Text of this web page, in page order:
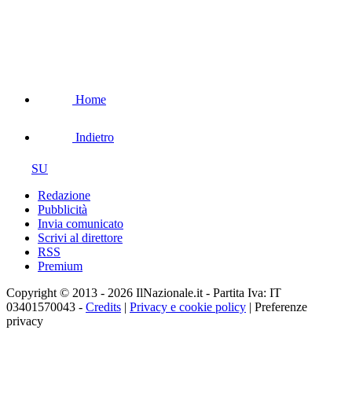
Home
Indietro
SU
Redazione
Pubblicità
Invia comunicato
Scrivi al direttore
RSS
Premium
Copyright © 2013 - 2026 IlNazionale.it - Partita Iva: IT
03401570043 - Credits | Privacy e cookie policy | Preferenze
privacy